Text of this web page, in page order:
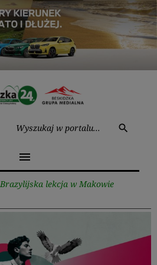
search
menu
Brazylijska lekcja w Makowie